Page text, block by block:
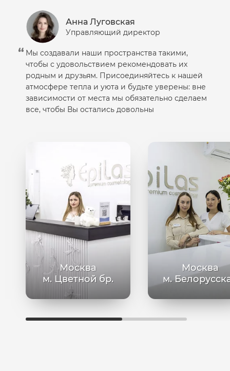
Анна Луговская
Управляющий директор
Мы создавали наши пространства такими,
чтобы с удовольствием рекомендовать их
родным и друзьям. Присоединяйтесь к нашей
атмосфере тепла и уюта и будьте уверены: вне
зависимости от места мы обязательно сделаем
все, чтобы Вы остались довольны